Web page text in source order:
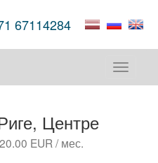
67114284
Toggle
Центре
EUR / мес.